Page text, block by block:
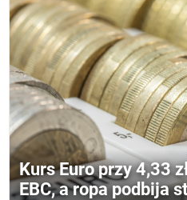
Kurs Euro przy 4,33
EBC, a ropa podbija